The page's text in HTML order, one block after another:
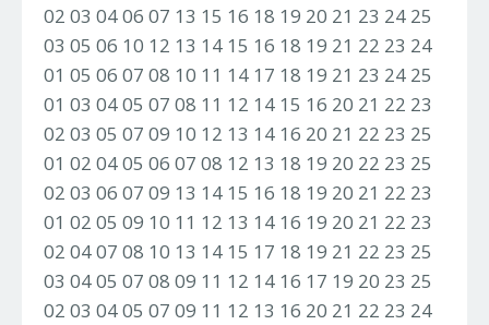
02 03 04 06 07 13 15 16 18 19 20 21 23 24 25
03 05 06 10 12 13 14 15 16 18 19 21 22 23 24
01 05 06 07 08 10 11 14 17 18 19 21 23 24 25
01 03 04 05 07 08 11 12 14 15 16 20 21 22 23
02 03 05 07 09 10 12 13 14 16 20 21 22 23 25
01 02 04 05 06 07 08 12 13 18 19 20 22 23 25
02 03 06 07 09 13 14 15 16 18 19 20 21 22 23
01 02 05 09 10 11 12 13 14 16 19 20 21 22 23
02 04 07 08 10 13 14 15 17 18 19 21 22 23 25
03 04 05 07 08 09 11 12 14 16 17 19 20 23 25
02 03 04 05 07 09 11 12 13 16 20 21 22 23 24